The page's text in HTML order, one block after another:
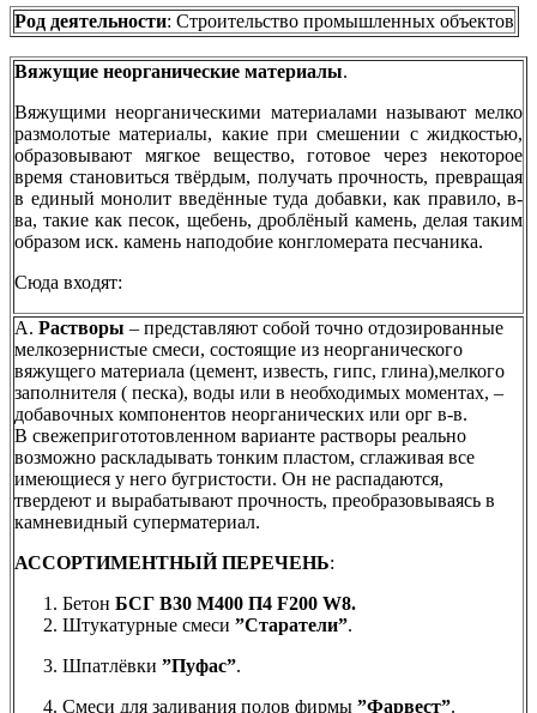
Род деятельности: Строительство промышленных объектов
Вяжущие неорганические материалы.
Вяжущими неорганическими материалами называют мелко
размолотые материалы, какие при смешении с жидкостью,
образовывают мягкое вещество, готовое через некоторое
время становиться твёрдым, получать прочность, превращая
в единый монолит введённые туда добавки, как правило, в-
ва, такие как песок, щебень, дроблёный камень, делая таким
образом иск. камень наподобие конгломерата песчаника.
Cюда входят:
А. Растворы – представляют собой точно отдозированные
мелкозернистые смеси, состоящие из неорганического
вяжущего материала (цемент, известь, гипс, глина),мелкого
заполнителя ( песка), воды или в необходимых моментах, –
добавочных компонентов неорганических или орг в-в.
В свежепригототовленном варианте растворы реально
возможно раскладывать тонким пластом, cглаживая все
имеющиеся у него бугристости. Он не распадаются,
твердеют и вырабатывают прочность, преобразовываясь в
камневидный суперматериал.
АССОРТИМЕНТНЫЙ ПЕРЕЧЕНЬ:
Бетон БСГ В30 М400 П4 F200 W8.
Штукатурные смеси ”Старатели”.
Шпатлёвки ”Пуфас”.
Смеси для заливания полов фирмы ”Фарвест”.